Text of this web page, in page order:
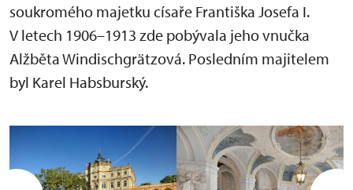
soukromého majetku císaře Františka Josefa I.
V letech 1906–1913 zde pobývala jeho vnučka
Alžběta Windischgrätzová. Posledním majitelem
byl Karel Habsburský.